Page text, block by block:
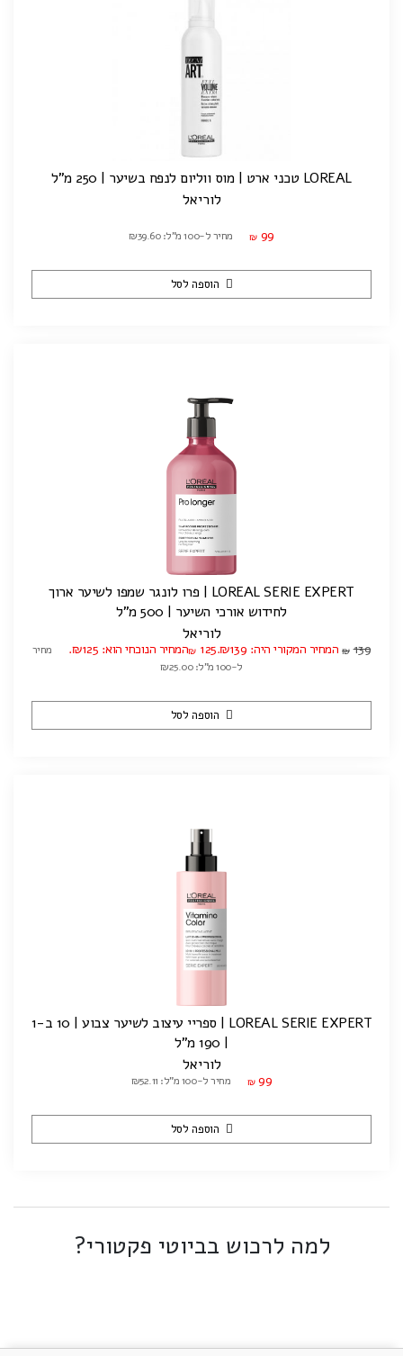
LOREAL טכני ארט | מוס ווליום לנפח בשיער | 250 מ"ל
לוריאל
₪ 99 מחיר ל-100 מ"ל: ₪39.60
הוספה לסל
LOREAL SERIE EXPERT | פרו לונגר שמפו לשיער ארוך
לחידוש אורכי השיער | 500 מ"ל
לוריאל
₪ 139 המחיר המקורי היה: ₪139. ₪ 125 המחיר הנוכחי הוא: ₪125.
מחיר
ל-100 מ"ל: ₪25.00
הוספה לסל
LOREAL SERIE EXPERT | ספריי עיצוב לשיער צבוע | 10 ב-1
| 190 מ"ל
לוריאל
₪ 99 מחיר ל-100 מ"ל: ₪52.11
הוספה לסל
למה לרכוש בביוטי פקטורי?